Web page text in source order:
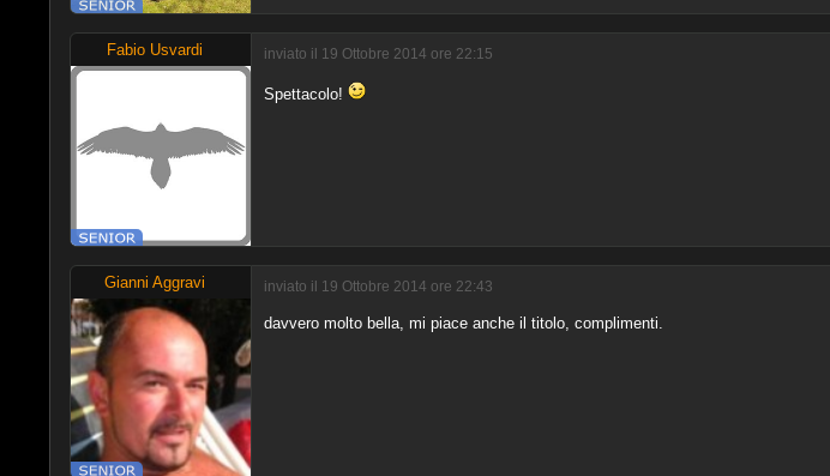
Fabio Usvardi inviato il 19 Ottobre 2014 ore 22:15
Spettacolo!
Gianni Aggravi inviato il 19 Ottobre 2014 ore 22:43
davvero molto bella, mi piace anche il titolo, complimenti.